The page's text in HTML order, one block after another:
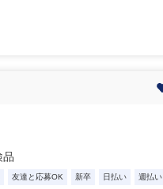
品
友達と応募OK 新卒 日払い 週払い